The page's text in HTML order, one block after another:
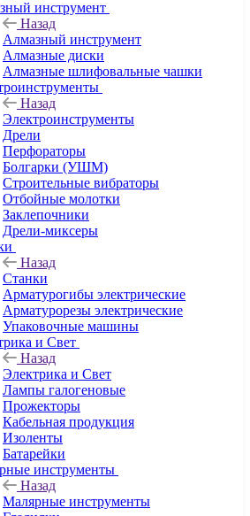
инструмент
Назад
Алмазный инструмент
Алмазные диски
Алмазные шлифовальные чашки
Назад
Электроинструменты
Дрели
Перфораторы
Болгарки (УШМ)
Строительные вибраторы
Отбойные молотки
Заклепочники
Дрели-миксеры
Назад
Станки
Арматурогибы электрические
Арматурорезы электрические
Упаковочные машины
и Свет
Назад
Электрика и Свет
Лампы галогеновые
Прожекторы
Кабельная продукция
Изоленты
Батарейки
инструменты
Назад
Малярные инструменты